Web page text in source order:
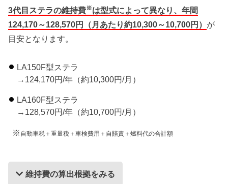
3代目ステラの維持費※は型式によって異なり、年間
124,170～128,570円（月あたり約10,300～10,700円） が
目安となります。
LA150F型ステラ
→124,170円/年（約10,300円/月）
LA160F型ステラ
→128,570円/年（約10,700円/月）
※ 自動車税＋重量税＋車検費用＋自賠責＋燃料代の合計額
維持費の算出根拠をみる